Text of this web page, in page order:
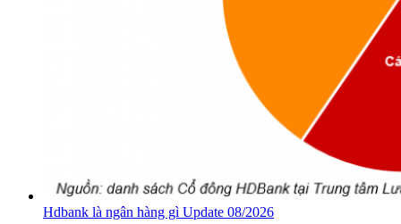
Hdbank là ngân hàng gì Update 08/2026